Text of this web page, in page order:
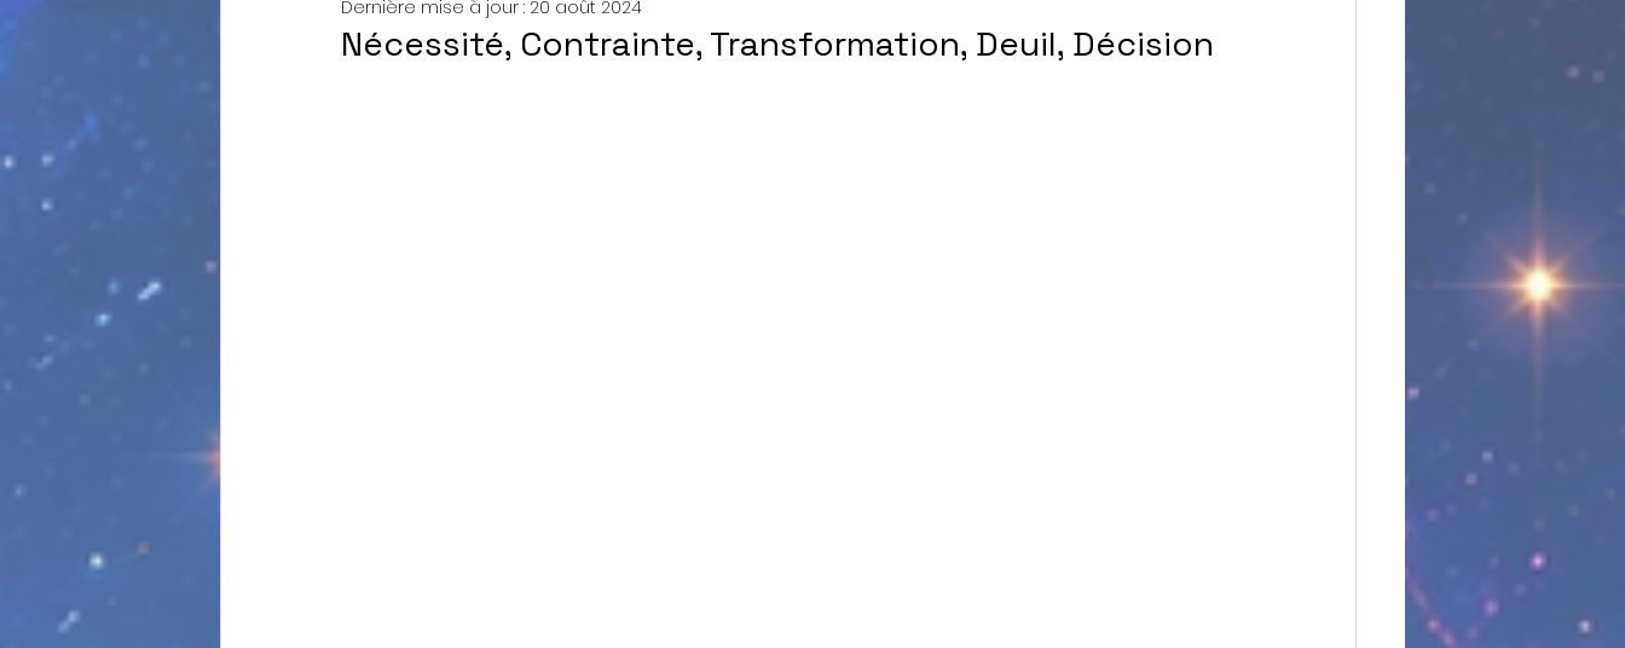
Aventures avec les Dragons La Danse Méditative
Dernière mise à jour : 20 août 2024
Nécessité, Contrainte, Transformation, Deuil, Décision